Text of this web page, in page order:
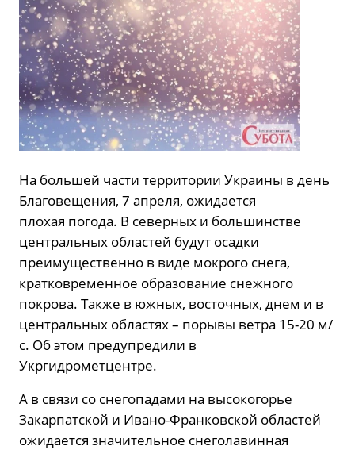
На большей части территории Украины в день
Благовещения, 7 апреля, ожидается
плохая погода. В северных и большинстве
центральных областей будут осадки
преимущественно в виде мокрого снега,
кратковременное образование снежного
покрова. Также в южных, восточных, днем ​​и в
центральных областях – порывы ветра 15-20 м/
с. Об этом предупредили в
Укргидрометцентре.
А в связи со снегопадами на высокогорье
Закарпатской и Ивано-Франковской областей
ожидается значительное снеголавинная